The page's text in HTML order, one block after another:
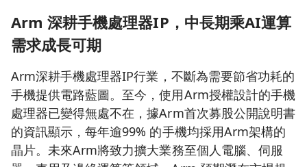
Arm 深耕手機處理器IP，中長期乘AI運算
需求成長可期
Arm深耕手機處理器IP行業，不斷為需要節省功耗的
手機提供電路藍圖。至今，使用Arm授權設計的手機
處理器已變得無處不在，據Arm首次募股公開說明書
的資訊顯示，每年逾99% 的手機均採用Arm架構的
晶片。未來Arm將致力擴大業務至個人電腦、伺服